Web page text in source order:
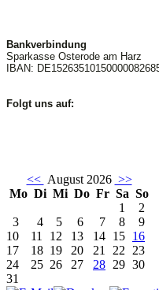
Bankverbindung
Sparkasse Osterode am Harz
IBAN:
Folgt uns auf:
<< August 2026 >>
Mo Di Mi Do Fr Sa So
1
2
3
4 5 6 7 8
9
10
11 12 13 14 15 16
17
18 19 20 21 22 23
24
25 26 27 28 29 30
31